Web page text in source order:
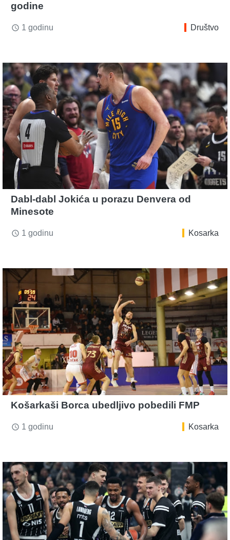
godine
access_time 1 godinu Društvo
Dabl-dabl Jokića u porazu Denvera od
Minesote
access_time 1 godinu Kosarka
Košarkaši Borca ubedljivo pobedili FMP
access_time 1 godinu Kosarka